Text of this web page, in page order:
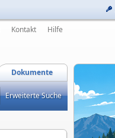
Kontakt Hilfe
Dokumente
Erweiterte Suche